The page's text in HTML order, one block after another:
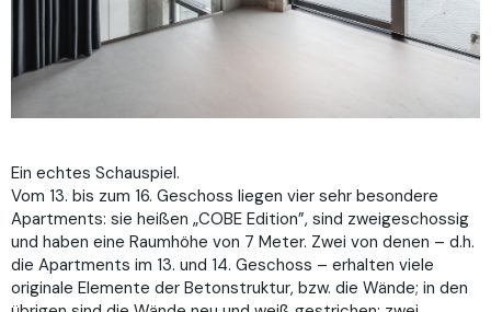
Ein echtes Schauspiel.
Vom 13. bis zum 16. Geschoss liegen vier sehr besondere
Apartments: sie heißen „COBE Edition”, sind zweigeschossig
und haben eine Raumhöhe von 7 Meter. Zwei von denen – d.h.
die Apartments im 13. und 14. Geschoss – erhalten viele
originale Elemente der Betonstruktur, bzw. die Wände; in den